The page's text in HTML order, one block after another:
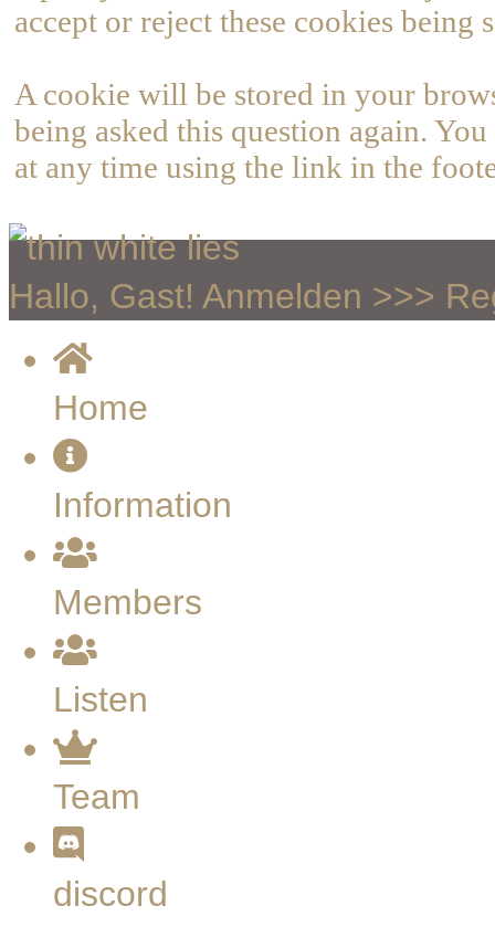
accept or reject these cookies being
A cookie will be stored in your
being asked this question again.
at any time using the link in the
Hallo, Gast! Anmelden >>>
Home
Information
Members
Listen
Team
discord